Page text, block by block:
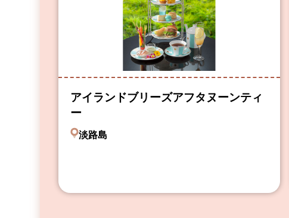
アイランドブリーズアフタヌーンティ
ー
淡路島